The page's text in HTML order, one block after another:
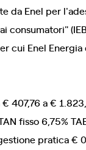
da Enel per
consumatori"
cui Enel
407,76 a €
fisso 6,75%
pratica